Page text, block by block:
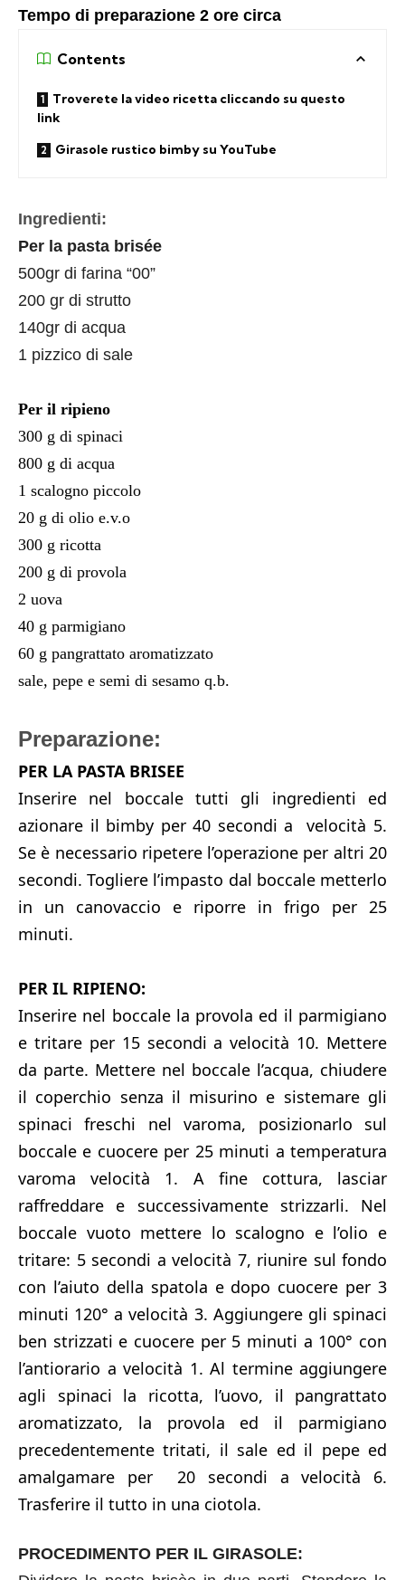
Tempo di preparazione 2 ore circa
Contents
Troverete la video ricetta cliccando su questo
link
Girasole rustico bimby su YouTube
Ingredienti:
Per la pasta brisée
500gr di farina “00”
200 gr di strutto
140gr di acqua
1 pizzico di sale
Per il ripieno
300 g di spinaci
800 g di acqua
1 scalogno piccolo
20 g di olio e.v.o
300 g ricotta
200 g di provola
2 uova
40 g parmigiano
60 g pangrattato aromatizzato
sale, pepe e semi di sesamo q.b.
Preparazione:
PER LA PASTA BRISEE
Inserire nel boccale tutti gli ingredienti ed
azionare il bimby per 40 secondi a velocità 5.
Se è necessario ripetere l’operazione per altri 20
secondi. Togliere l’impasto dal boccale metterlo
in un canovaccio e riporre in frigo per 25
minuti.
PER IL RIPIENO:
Inserire nel boccale la provola ed il parmigiano
e tritare per 15 secondi a velocità 10. Mettere
da parte. Mettere nel boccale l’acqua, chiudere
il coperchio senza il misurino e sistemare gli
spinaci freschi nel varoma, posizionarlo sul
boccale e cuocere per 25 minuti a temperatura
varoma velocità 1. A fine cottura, lasciar
raffreddare e successivamente strizzarli. Nel
boccale vuoto mettere lo scalogno e l’olio e
tritare: 5 secondi a velocità 7, riunire sul fondo
con l’aiuto della spatola e dopo cuocere per 3
minuti 120° a velocità 3. Aggiungere gli spinaci
ben strizzati e cuocere per 5 minuti a 100° con
l’antiorario a velocità 1. Al termine aggiungere
agli spinaci la ricotta, l’uovo, il pangrattato
aromatizzato, la provola ed il parmigiano
precedentemente tritati, il sale ed il pepe ed
amalgamare per 20 secondi a velocità 6.
Trasferire il tutto in una ciotola.
PROCEDIMENTO PER IL GIRASOLE: